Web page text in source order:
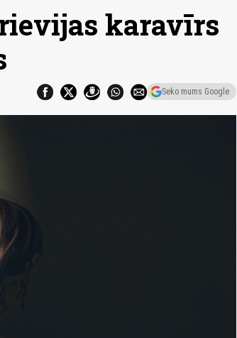
karavīrs
Seko mums Google